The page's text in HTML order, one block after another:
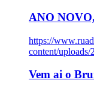
ANO
https://
content/
Vem ai o